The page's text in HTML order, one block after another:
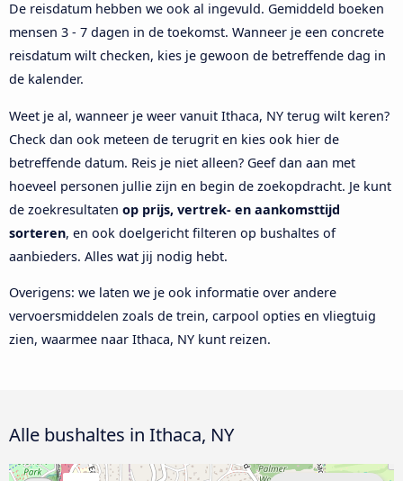
De reisdatum hebben we ook al ingevuld. Gemiddeld boeken
mensen 3 - 7 dagen in de toekomst. Wanneer je een concrete
reisdatum wilt checken, kies je gewoon de betreffende dag in
de kalender.
Weet je al, wanneer je weer vanuit Ithaca, NY terug wilt keren?
Check dan ook meteen de terugrit en kies ook hier de
betreffende datum. Reis je niet alleen? Geef dan aan met
hoeveel personen jullie zijn en begin de zoekopdracht. Je kunt
de zoekresultaten op prijs, vertrek- en aankomsttijd
sorteren, en ook doelgericht filteren op bushaltes of
aanbieders. Alles wat jij nodig hebt.
Overigens: we laten we je ook informatie over andere
vervoersmiddelen zoals de trein, carpool opties en vliegtuig
zien, waarmee naar Ithaca, NY kunt reizen.
Alle bushaltes in Ithaca, NY